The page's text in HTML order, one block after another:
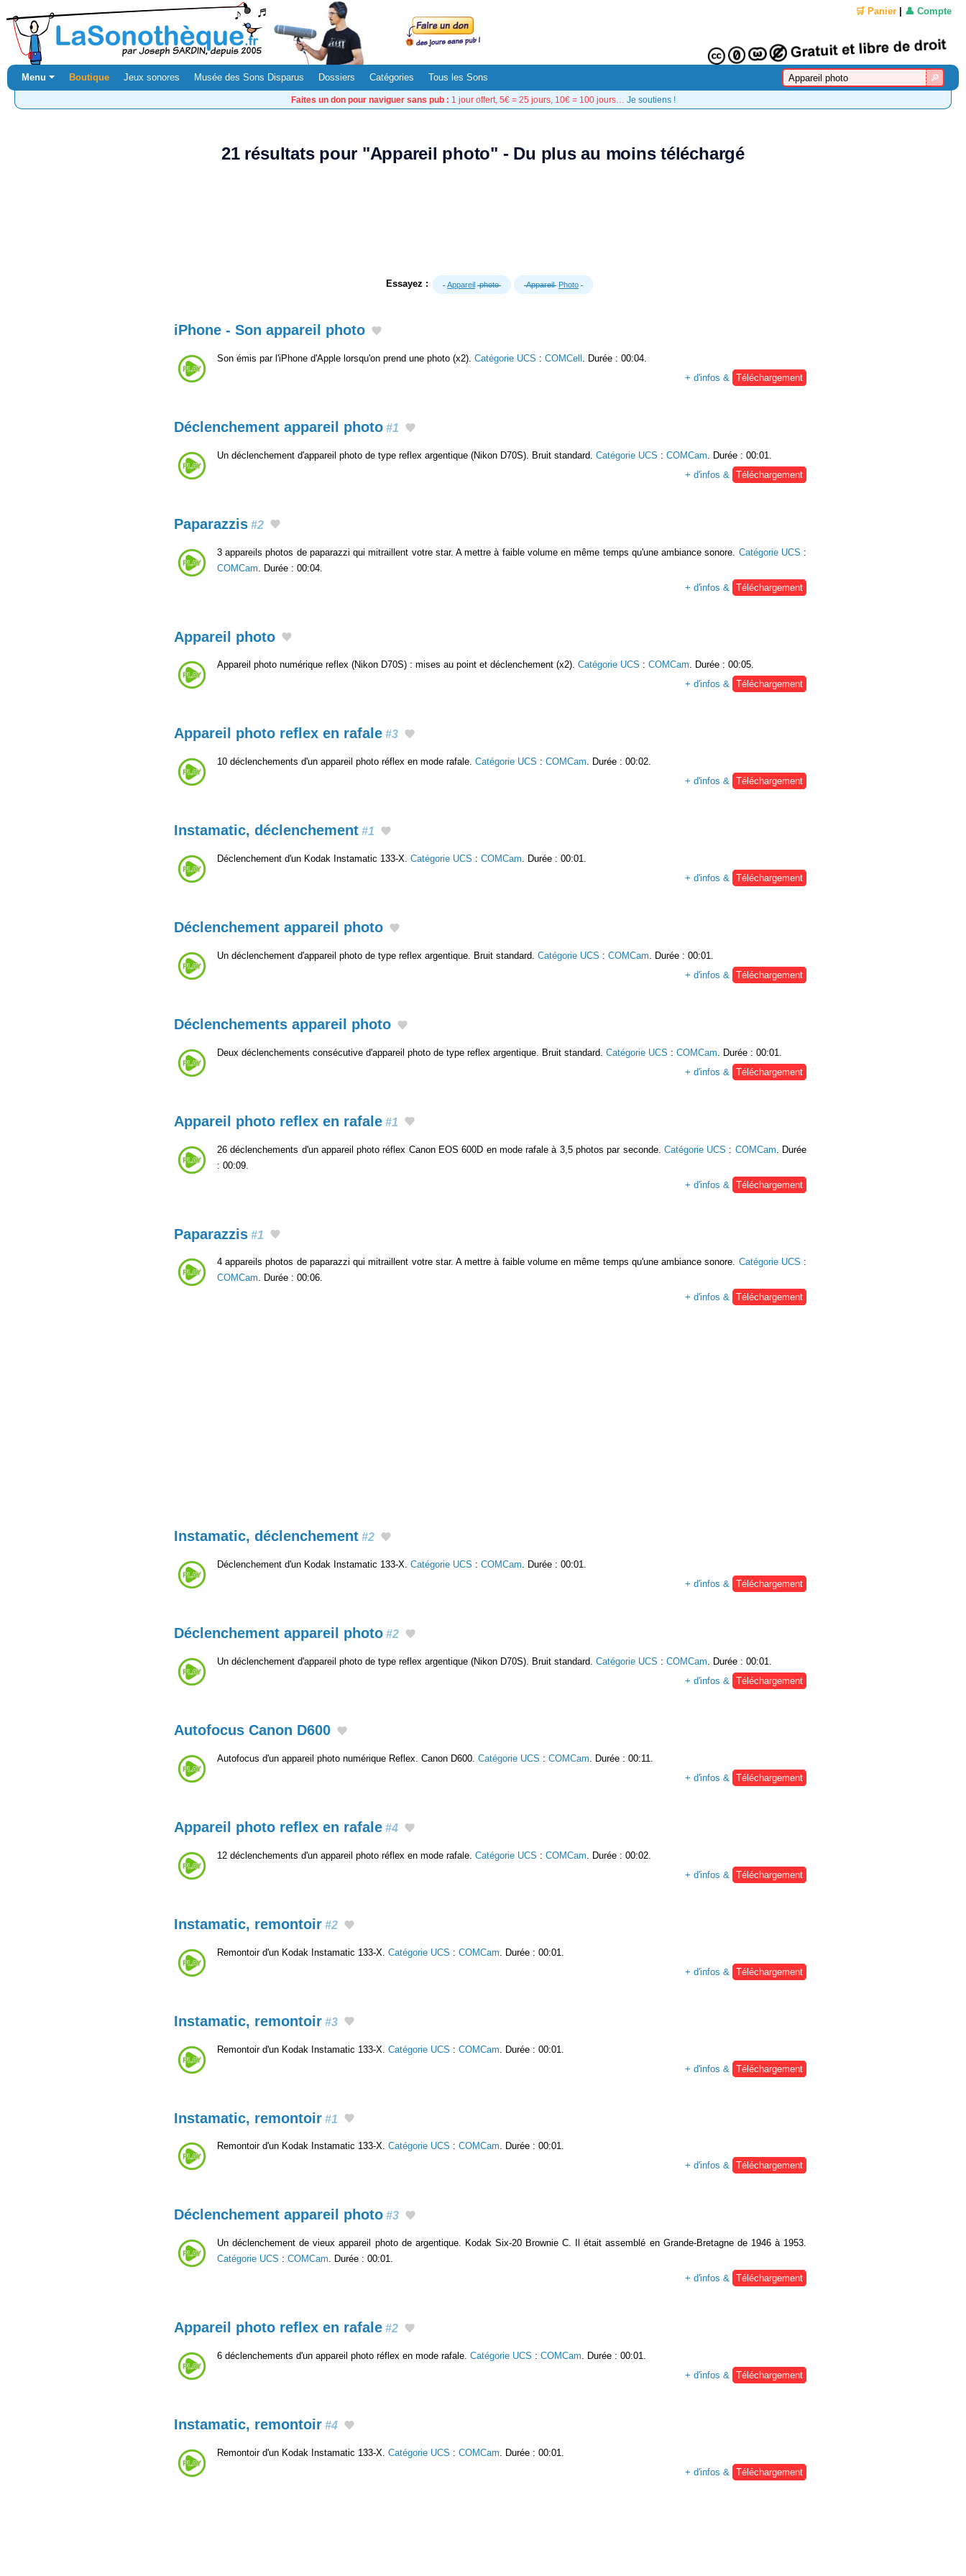
🛒 Panier 👤 Compte
Menu ⏷ Boutique Jeux sonores Musée des Sons Disparus Dossiers Catégories Tous les Sons
Faites un don pour naviguer sans pub : 1 jour offert, 5€ = 25 jours, 10€ = 100 jours… Je soutiens !
21 résultats pour "Appareil photo" - Du plus au moins téléchargé
Essayez : Appareil photo Appareil Photo
iPhone - Son appareil photo
Son émis par l'iPhone d'Apple lorsqu'on prend une photo (x2). Catégorie UCS : COMCell
. Durée : 00:04.
+ d'infos &
Téléchargement
Déclenchement appareil photo #1
Un déclenchement d'appareil photo de type reflex argentique (Nikon D70S). Bruit standard. Catégorie UCS : COMCam . Durée : 00:01.
+ d'infos &
Téléchargement
Paparazzis #2
3 appareils photos de paparazzi qui mitraillent votre star. A mettre à faible volume en même temps qu'une ambiance sonore. Catégorie UCS :
COMCam . Durée : 00:04.
+ d'infos &
Téléchargement
Appareil photo
Appareil photo numérique reflex (Nikon D70S) : mises au point et déclenchement (x2). Catégorie UCS : COMCam. Durée : 00:05.
+ d'infos & Téléchargement
Appareil photo reflex en rafale #3
10 déclenchements d'un appareil photo réflex en mode rafale. Catégorie UCS : COMCam. Durée : 00:02.
+ d'infos & Téléchargement
Instamatic, déclenchement #1
Déclenchement d'un Kodak Instamatic 133-X. Catégorie UCS : COMCam. Durée : 00:01.
+ d'infos & Téléchargement
Déclenchement appareil photo
Un déclenchement d'appareil photo de type reflex argentique. Bruit standard. Catégorie UCS : COMCam . Durée : 00:01.
+ d'infos &
Téléchargement
Déclenchements appareil photo
Deux déclenchements consécutive d'appareil photo de type reflex argentique. Bruit standard. Catégorie UCS : COMCam . Durée : 00:01.
+ d'infos &
Téléchargement
Appareil photo reflex en rafale #1
26 déclenchements d'un appareil photo réflex Canon EOS 600D en mode rafale à 3,5 photos par seconde. Catégorie UCS : COMCam . Durée
: 00:09.
+ d'infos &
Téléchargement
Paparazzis #1
4 appareils photos de paparazzi qui mitraillent votre star. A mettre à faible volume en même temps qu'une ambiance sonore. Catégorie UCS :
COMCam. Durée : 00:06.
+ d'infos & Téléchargement
Instamatic, déclenchement #2
Déclenchement d'un Kodak Instamatic 133-X. Catégorie UCS : COMCam. Durée : 00:01.
+ d'infos & Téléchargement
Déclenchement appareil photo #2
Un déclenchement d'appareil photo de type reflex argentique (Nikon D70S). Bruit standard. Catégorie UCS : COMCam. Durée : 00:01.
+ d'infos & Téléchargement
Autofocus Canon D600
Autofocus d'un appareil photo numérique Reflex. Canon D600. Catégorie UCS : COMCam . Durée : 00:11.
+ d'infos &
Téléchargement
Appareil photo reflex en rafale #4
12 déclenchements d'un appareil photo réflex en mode rafale. Catégorie UCS : COMCam . Durée : 00:02.
+ d'infos &
Téléchargement
Instamatic, remontoir #2
Remontoir d'un Kodak Instamatic 133-X. Catégorie UCS : COMCam . Durée : 00:01.
+ d'infos &
Téléchargement
Instamatic, remontoir #3
Remontoir d'un Kodak Instamatic 133-X. Catégorie UCS : COMCam . Durée : 00:01.
+ d'infos &
Téléchargement
Instamatic, remontoir #1
Remontoir d'un Kodak Instamatic 133-X. Catégorie UCS : COMCam. Durée : 00:01.
+ d'infos & Téléchargement
Déclenchement appareil photo #3
Un déclenchement de vieux appareil photo de argentique. Kodak Six-20 Brownie C. Il était assemblé en Grande-Bretagne de 1946 à 1953.
Catégorie UCS : COMCam. Durée : 00:01.
+ d'infos & Téléchargement
Appareil photo reflex en rafale #2
6 déclenchements d'un appareil photo réflex en mode rafale. Catégorie UCS : COMCam. Durée : 00:01.
+ d'infos & Téléchargement
Instamatic, remontoir #4
Remontoir d'un Kodak Instamatic 133-X. Catégorie UCS : COMCam . Durée : 00:01.
+ d'infos &
Téléchargement